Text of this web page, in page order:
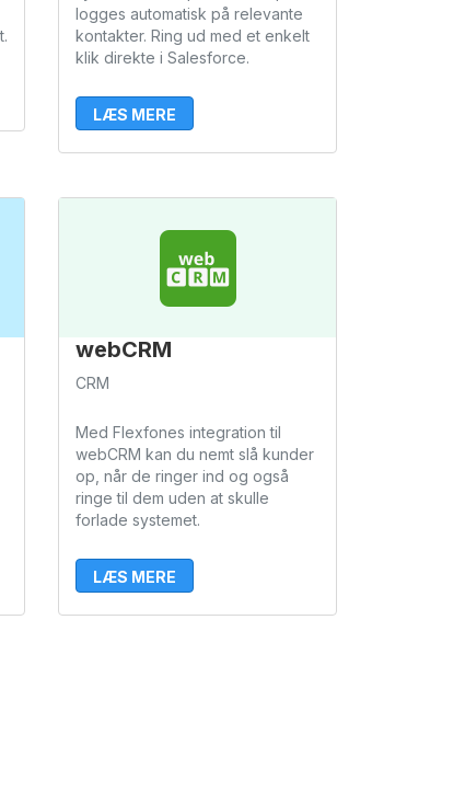
logges automatisk på relevante
kontakter. Ring ud med et enkelt
klik direkte i Salesforce.
LÆS MERE
webCRM
CRM
Med Flexfones integration til
webCRM kan du nemt slå kunder
op, når de ringer ind og også
ringe til dem uden at skulle
forlade systemet.
LÆS MERE